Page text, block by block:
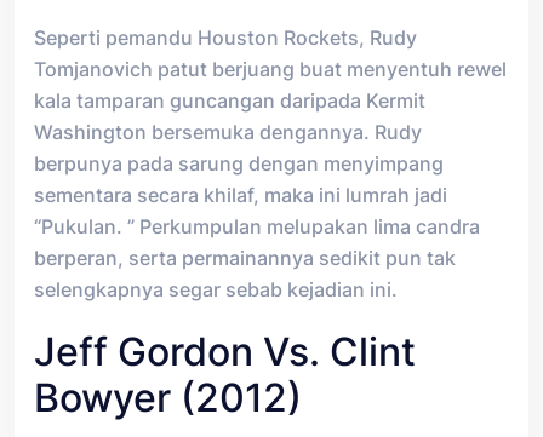
Seperti pemandu Houston Rockets, Rudy
Tomjanovich patut berjuang buat menyentuh rewel
kala tamparan guncangan daripada Kermit
Washington bersemuka dengannya. Rudy
berpunya pada sarung dengan menyimpang
sementara secara khilaf, maka ini lumrah jadi
“Pukulan. ” Perkumpulan melupakan lima candra
berperan, serta permainannya sedikit pun tak
selengkapnya segar sebab kejadian ini.
Jeff Gordon Vs. Clint
Bowyer (2012)